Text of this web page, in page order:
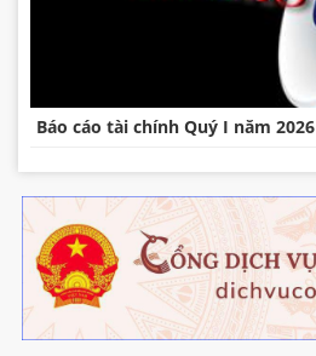
Báo cáo tài chính Quý I năm 2026